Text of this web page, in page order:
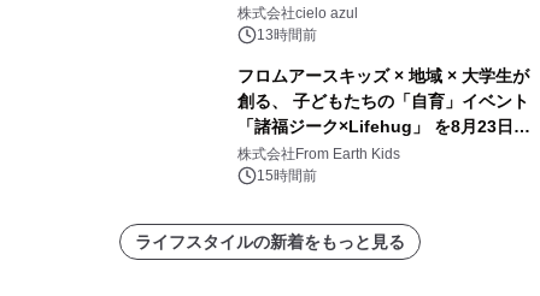
株式会社cielo azul
13時間前
フロムアースキッズ × 地域 × 大学生が
創る、 子どもたちの「自育」イベント
「諸福ジーク×Lifehug」 を8月23日
(日)開催
株式会社From Earth Kids
15時間前
ライフスタイルの新着をもっと見る